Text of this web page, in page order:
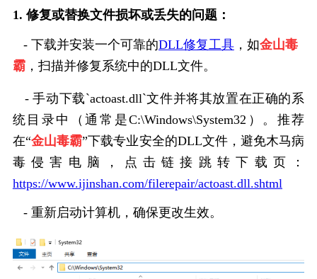
1. 修复或替换文件损坏或丢失的问题：
- 下载并安装一个可靠的DLL修复工具，如金山毒
霸，扫描并修复系统中的DLL文件。
- 手动下载`actoast.dll`文件并将其放置在正确的系
统目录中（通常是C:\Windows\System32）。推荐
在“金山毒霸”下载专业安全的DLL文件，避免木马病
毒侵害电脑，点击链接跳转下载页：
https://www.ijinshan.com/filerepair/actoast.dll.shtml
- 重新启动计算机，确保更改生效。